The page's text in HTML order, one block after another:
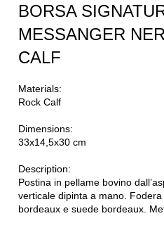
BORSA
MESSANGER
CALF
Materials:
Rock Calf
Dimensions:
33x14,5x30 cm
Description:
Postina in pellame bovino
verticale dipinta a mano.
bordeaux e suede bordeaux.